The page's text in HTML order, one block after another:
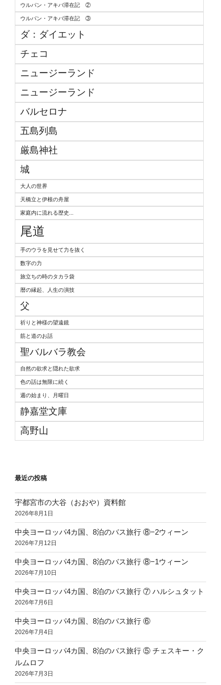
ウルパン・アキバ滞在記 ②
ウルパン・アキバ滞在記 ③
ダ：ダイエット
チェコ
ニュージーランド
ニュージーランド
バルセロナ
五島列島
厳島神社
城
大人の世界
天橋立と伊根の舟屋
家庭内に流れる歴史...
尾道
手のウラを見せて力を抜く
数字の力
旅立ちの時のタカラ袋
暦の縁起、人生の演技
父
祈りと神様の望遠鏡
筋と道のお話
聖バルバラ教会
自然の欲求と隠れた欲求
色の話は無限に続く
週の始まり、月曜日
静嘉堂文庫
高野山
最近の投稿
宇都宮市の大谷（おおや）資料館
2026年8月1日
中央ヨーロッパ4カ国、8泊のバス旅行 ⑧−2ウィーン
2026年7月12日
中央ヨーロッパ4カ国、8泊のバス旅行 ⑧−1ウィーン
2026年7月10日
中央ヨーロッパ4カ国、8泊のバス旅行 ⑦ ハルシュタット
2026年7月6日
中央ヨーロッパ4カ国、8泊のバス旅行 ⑥
2026年7月4日
中央ヨーロッパ4カ国、8泊のバス旅行 ⑤ チェスキー・ク
ルムロフ
2026年7月3日